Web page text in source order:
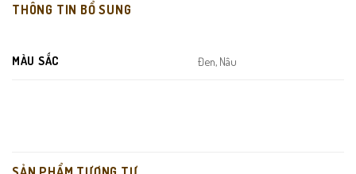
• Đường may tỉ mỉ, sắc nét, đảm bảo độ bền lâu dài theo thời gian.
THÔNG TIN BỔ SUNG
MÀU SẮC Đen, Nâu